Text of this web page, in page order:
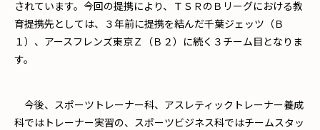
されています。今回の提携により、ＴＳＲのＢリーグにおける教
育提携先としては、３年前に提携を結んだ千葉ジェッツ（Ｂ
１）、アースフレンズ東京Ｚ（Ｂ２）に続く３チーム目となりま
す。
今後、スポーツトレーナー科、アスレティックトレーナー養成
科ではトレーナー実習の、スポーツビジネス科ではチームスタッ